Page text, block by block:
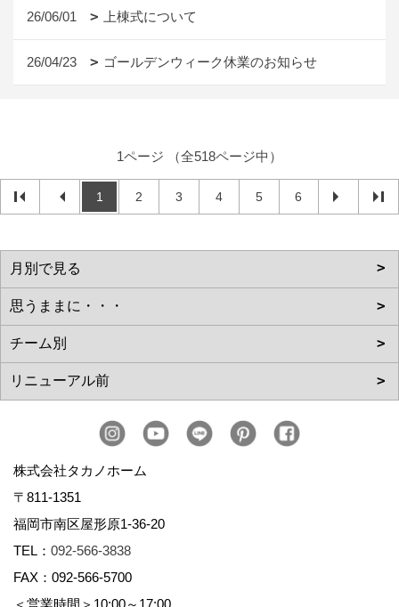
26/06/01 上棟式について
26/04/23 ゴールデンウィーク休業のお知らせ
1ページ （全518ページ中）
1 2 3 4 5 6
株式会社タカノホーム
〒811-1351
福岡市南区屋形原1-36-20
TEL： 092-566-3838
FAX：092-566-5700
＜営業時間＞10:00～17:00